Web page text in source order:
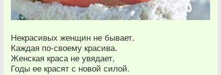
Некрасивых женщин не бывает.
Каждая по-своему красива.
Женская краса не увядает,
Годы ее красят с новой силой.